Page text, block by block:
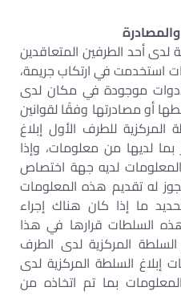
لدى أحد الطرفين المتعاقدين
استخدمت في ارتكاب جريمة،
موجودة في مكان لدى
أو مصادرتها وفقًا لقوانين
المركزية للطرف الأول إبلاغ
بما لديها من معلومات، وإذا
لديه جهة اختصاص
له تقديم هذه المعلومات
ما إذا كان هناك إجراء
السلطات قرارها في هذا
المركزية لدى الطرف
إبلاغ السلطة المركزية لدى
بما تم اتخاذه من